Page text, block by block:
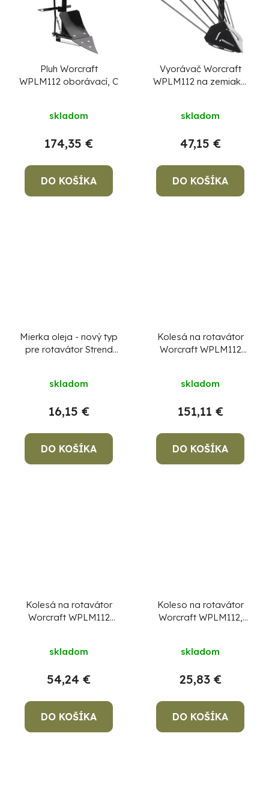
Pluh Worcraft
WPLM112 oborávací, C
skladom
174,35 €
DO KOŠÍKA
Vyorávač Worcraft
WPLM112 na zemiaky,
skladom
47,15 €
DO KOŠÍKA
Mierka oleja - nový typ
pre rotavátor Strend
skladom
16,15 €
DO KOŠÍKA
Kolesá na rotavátor
Worcraft WPLM112
skladom
151,11 €
DO KOŠÍKA
Kolesá na rotavátor
Worcraft WPLM112
skladom
54,24 €
DO KOŠÍKA
Koleso na rotavátor
Worcraft WPLM112,
skladom
25,83 €
DO KOŠÍKA